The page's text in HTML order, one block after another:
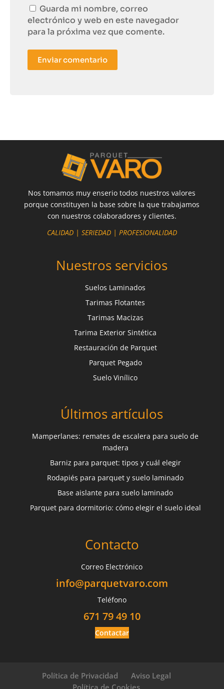
Guarda mi nombre, correo
electrónico y web en este navegador
para la próxima vez que comente.
Enviar comentario
Nos tomamos muy enserio todos nuestros valores
porque constituyen la base sobre la que trabajamos
con nuestros colaboradores y clientes.
CALIDAD | SERIEDAD | PROFESIONALIDAD
Nuestros servicios
Suelos Laminados
Tarimas Flotantes
Tarimas Macizas
Tarima Exterior Sintética
Restauración de Parquet
Parquet Pegado
Suelo Vinílico
Últimos artículos
Mamperlanes: remates de escalera para suelo de
madera
Barniz para parquet: tipos y cuál elegir
Rodapiés para parquet y suelo laminado
Base aislante para suelo laminado
Parquet para dormitorio: cómo elegir el suelo ideal
Contacto
Correo Electrónico
info@parquetvaro.com
Teléfono
671 79 49 10
Contactar
Política de Privacidad
Aviso Legal
Política de Cookies